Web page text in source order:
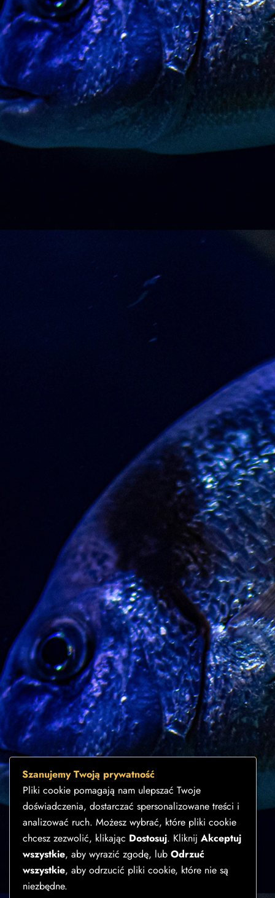
Szanujemy Twoją prywatność
Pliki cookie pomagają nam ulepszać Twoje
doświadczenia, dostarczać spersonalizowane treści i
analizować ruch. Możesz wybrać, które pliki cookie
chcesz zezwolić, klikając Dostosuj. Kliknij Akceptuj
wszystkie, aby wyrazić zgodę, lub Odrzuć
wszystkie, aby odrzucić pliki cookie, które nie są
niezbędne.